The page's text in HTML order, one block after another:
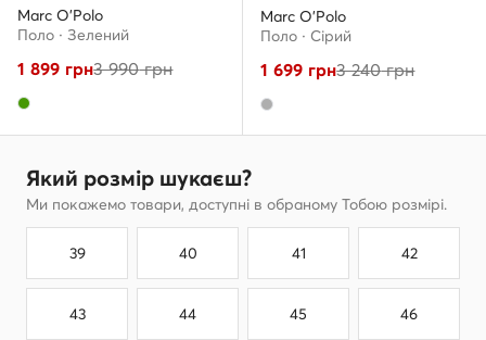
Marc O'Polo
Поло · Зелений
1 899 грн3 990грн
Marc O'Polo
Поло · Сірий
1 699 грн3 240грн
Який розмір шукаєш?
Ми покажемо товари, доступні в обраному Тобою розмірі.
39 40 41 42
43 44 45 46